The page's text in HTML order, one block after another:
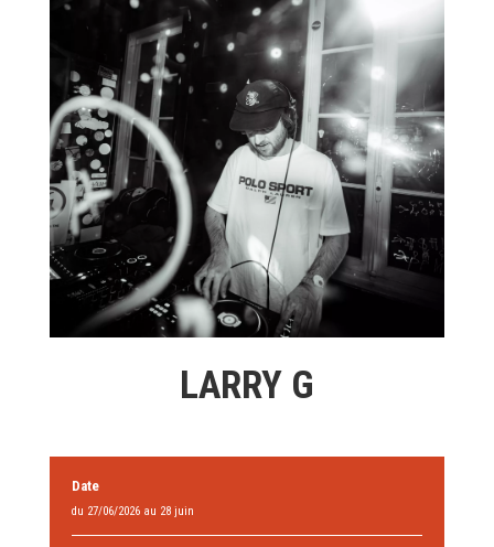
LARRY G
Date
du 27/06/2026 au 28 juin